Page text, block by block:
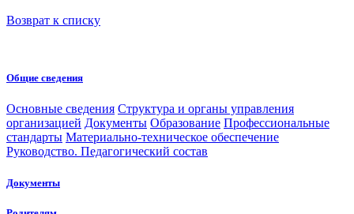
Возврат к списку
Общие сведения
Основные сведения Структура и органы управления
организацией Документы Образование Профессиональные
стандарты Материально-техническое обеспечение
Руководство. Педагогический состав
Документы